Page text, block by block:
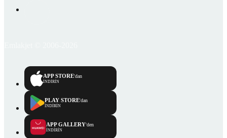
APP STORE'dan
İNDİRİN
PLAY STORE'dan
İNDİRİN
APP GALLERY'den
İNDİRİN